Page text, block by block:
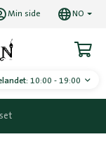
10:00 - 19:00
Min side NO